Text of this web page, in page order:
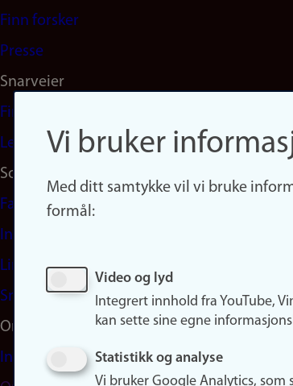
(no)
Finn forsker
Presse
Snarveier
Finn studier
Ledige stillinger
Sosiale medier
Facebook
Instagram
LinkedIn
Snapchat
Om nettstedet
Informasjonskapsler
Vi bruker
Med ditt samtykke vil vi bruke
formål:
Video og lyd
Integrert innhold fra YouTube,
kan sette sine egne
Statistikk og analyse
Vi bruker Google Analytics,